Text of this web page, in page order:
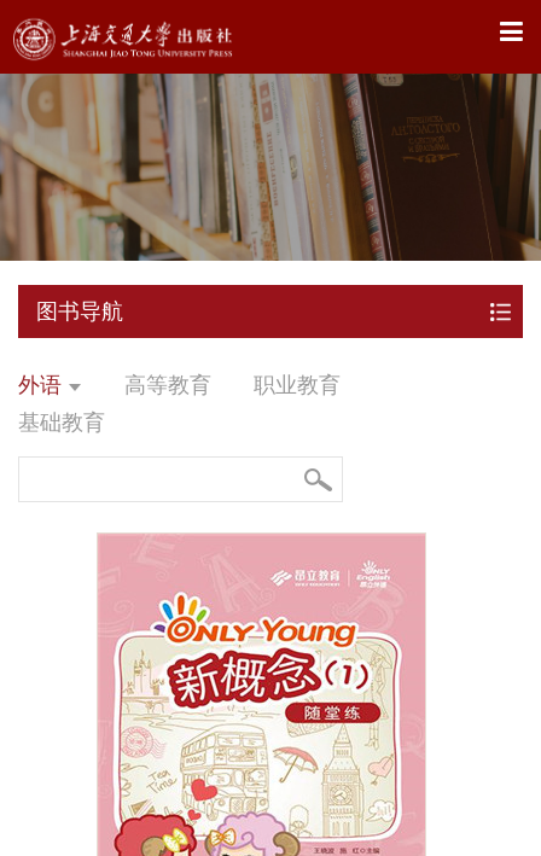
X
图书导航
外语 高等教育
职业教育
基础教育